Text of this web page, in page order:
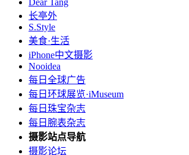
长亭外
S.Style
美食·生活
iPhone中文摄影
Nooidea
每日全球广告
每日环球展览·iMuseum
每日珠宝杂志
每日腕表杂志
摄影站点导航
摄影论坛